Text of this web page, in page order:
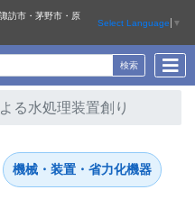
訪市・茅野市・原
Select Language ▼
る水処理装置創り
機械・装置・省力化機器